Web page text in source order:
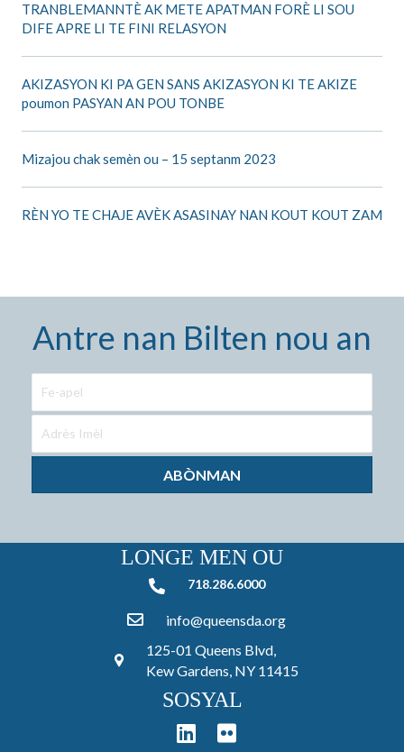
TRANBLEMANNTÈ AK METE APATMAN FORÈ LI SOU
DIFE APRE LI TE FINI RELASYON
AKIZASYON KI PA GEN SANS AKIZASYON KI TE AKIZE
poumon PASYAN AN POU TONBE
Mizajou chak semèn ou – 15 septanm 2023
RÈN YO TE CHAJE AVÈK ASASINAY NAN KOUT KOUT ZAM
Antre nan Bilten nou an
ABÒNMAN
LONGE MEN OU
718.286.6000718.286.6000
info@queensda.org
125-01 Queens Blvd,
Kew Gardens, NY 11415
SOSYAL